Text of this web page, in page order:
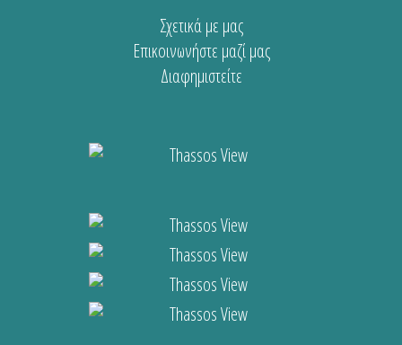
Σχετικά με μας
Επικοινωνήστε μαζί μας
Διαφημιστείτε